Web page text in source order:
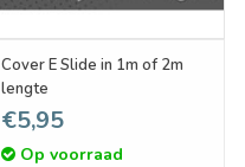
Cover E Slide in 1m of 2m
lengte
€5,95
Op voorraad